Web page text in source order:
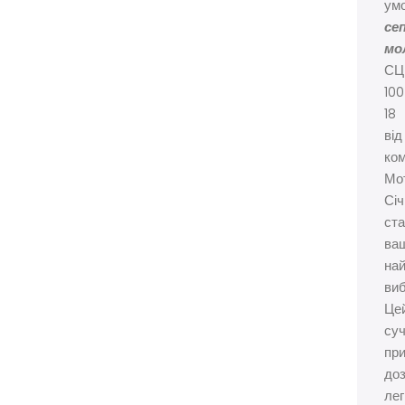
18
від
Січ